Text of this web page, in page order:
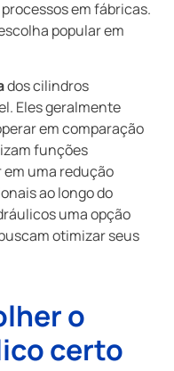
em fábricas.
popular em
dos cilindros
Eles geralmente
em comparação
funções
uma redução
ao longo do
uma opção
otimizar seus
o
certo